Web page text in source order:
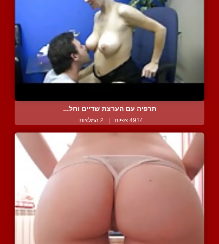
תרפיה עם הערצת שדיים וחל...
4914 צפיות | 2 המלצות